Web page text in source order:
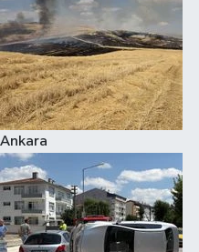
Ankara
Kültür Sanat
Sağlık
Siyaset
Teknoloji
Televizyon
Yaşam-Çevre